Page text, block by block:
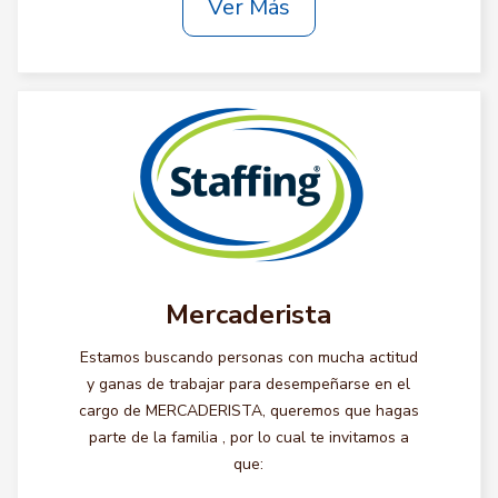
Ver Más
Mercaderista
Estamos buscando personas con mucha actitud
y ganas de trabajar para desempeñarse en el
cargo de MERCADERISTA, queremos que hagas
parte de la familia , por lo cual te invitamos a
que: